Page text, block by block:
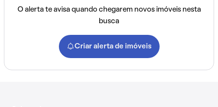
O alerta te avisa quando chegarem novos imóveis nesta
busca
Criar alerta de imóveis